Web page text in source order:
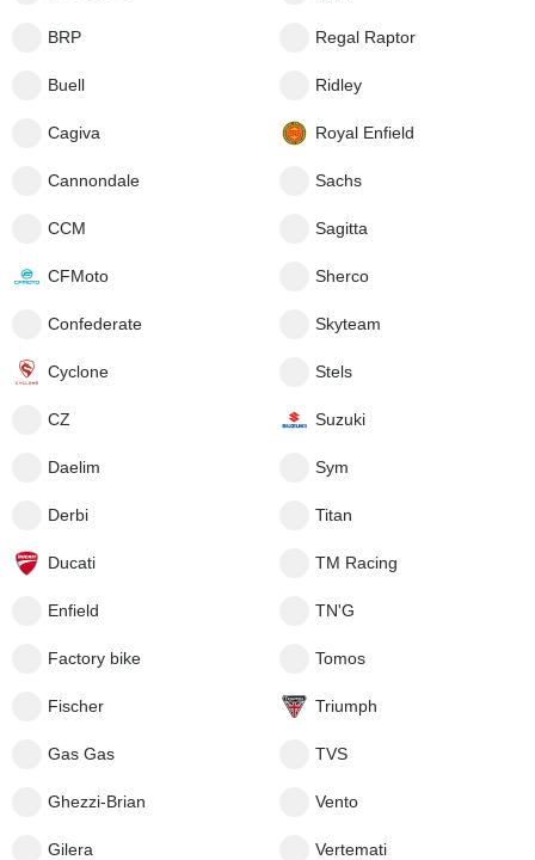
BRP
Buell
Cagiva
Cannondale
CCM
CFMoto
Confederate
Cyclone
CZ
Daelim
Derbi
Ducati
Enfield
Factory bike
Fischer
Gas Gas
Ghezzi-Brian
Gilera
Regal Raptor
Ridley
Royal Enfield
Sachs
Sagitta
Sherco
Skyteam
Stels
Suzuki
Sym
Titan
TM Racing
TN'G
Tomos
Triumph
TVS
Vento
Vertemati